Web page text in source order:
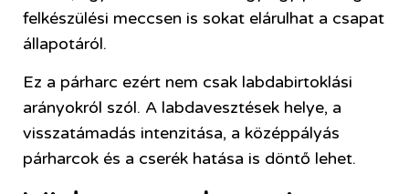
felkészülési meccsen is sokat elárulhat a csapat
állapotáról.
Ez a párharc ezért nem csak labdabirtoklási
arányokról szól. A labdavesztések helye, a
visszatámadás intenzitása, a középpályás
párharcok és a cserék hatása is döntő lehet.